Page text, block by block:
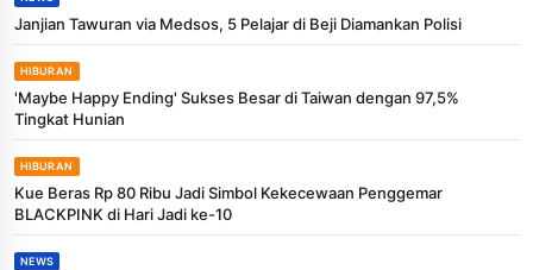
Janjian Tawuran via Medsos, 5 Pelajar di Beji Diamankan Polisi
HIBURAN
'Maybe Happy Ending' Sukses Besar di Taiwan dengan 97,5%
Tingkat Hunian
HIBURAN
Kue Beras Rp 80 Ribu Jadi Simbol Kekecewaan Penggemar
BLACKPINK di Hari Jadi ke-10
NEWS